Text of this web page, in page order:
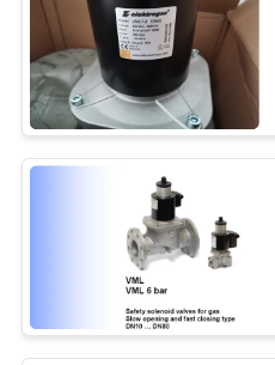
EEN
OFFERTE
SITEMAP
PRIVACYBELEID